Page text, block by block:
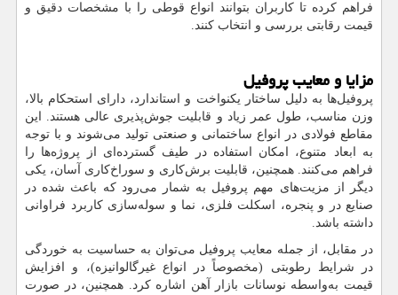
فراهم کرده تا کاربران بتوانند انواع قوطی را با مشخصات دقیق و
قیمت رقابتی بررسی و انتخاب کنند.
مزایا و معایب پروفیل
پروفیل‌ها به دلیل ساختار یکنواخت و استاندارد، دارای استحکام بالا،
وزن مناسب، طول عمر زیاد و قابلیت جوش‌پذیری عالی هستند. این
مقاطع فولادی در انواع ساختمانی و صنعتی تولید می‌شوند و با توجه
به ابعاد متنوع، امکان استفاده در طیف گسترده‌ای از پروژه‌ها را
فراهم می‌کنند. همچنین، قابلیت برش‌کاری و سوراخ‌کاری آسان، یکی
دیگر از مزیت‌های مهم پروفیل به شمار می‌رود که باعث شده در
صنایع در و پنجره، اسکلت فلزی، نما و سوله‌سازی کاربرد فراوانی
داشته باشد.
در مقابل، از جمله معایب پروفیل می‌توان به حساسیت به خوردگی
در شرایط رطوبتی (مخصوصاً در انواع غیرگالوانیزه)، و افزایش
قیمت به‌واسطه نوسانات بازار آهن اشاره کرد. همچنین، در صورت